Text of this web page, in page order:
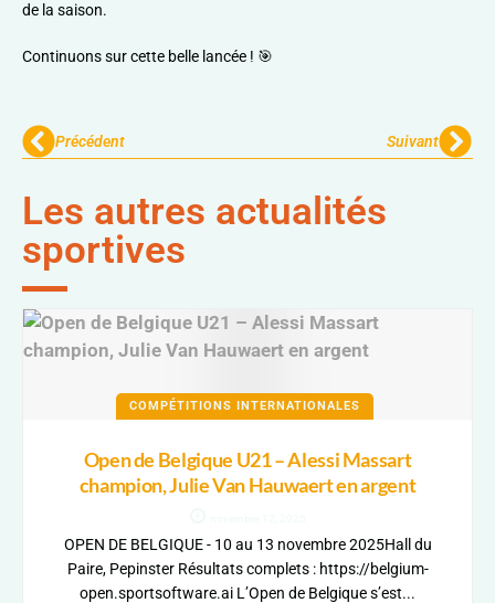
de la saison.
Continuons sur cette belle lancée ! 🎯
Précédent Suivant
Les autres actualités
sportives
COMPÉTITIONS INTERNATIONALES
Open de Belgique U21 – Alessi Massart
champion, Julie Van Hauwaert en argent
OPEN DE BELGIQUE - 10 au 13 novembre 2025Hall du
Paire, Pepinster Résultats complets : https://belgium-
open.sportsoftware.ai L’Open de Belgique s’est...